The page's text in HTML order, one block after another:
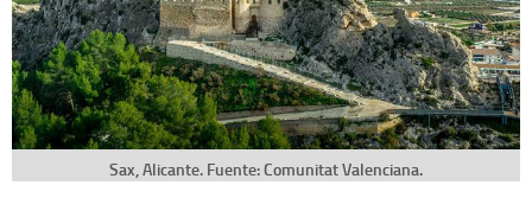
Sax, Alicante. Fuente: Comunitat Valenciana.